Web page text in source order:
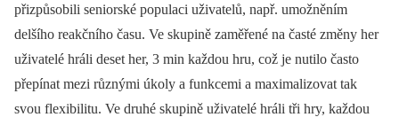
přizpůsobili seniorské populaci uživatelů, např. umožněním
delšího reakčního času. Ve skupině zaměřené na časté změny her
uživatelé hráli deset her, 3 min každou hru, což je nutilo často
přepínat mezi různými úkoly a funkcemi a maximalizovat tak
svou flexibilitu. Ve druhé skupině uživatelé hráli tři hry, každou